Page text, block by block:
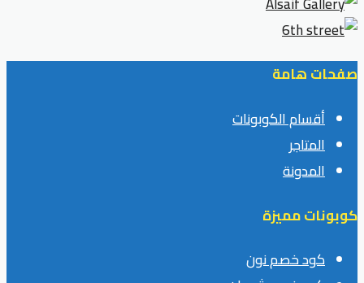
صفحات هامة
أقسام الكوبونات
المتاجر
المدونة
كوبونات مميزة
كود خصم نون